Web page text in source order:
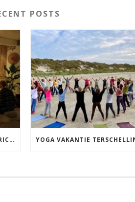
POSTS
MANTRA ZINGEN MET DIEDERICK IN LEEUWARDEN VRIJDAG 12 JUNI KIRTAN